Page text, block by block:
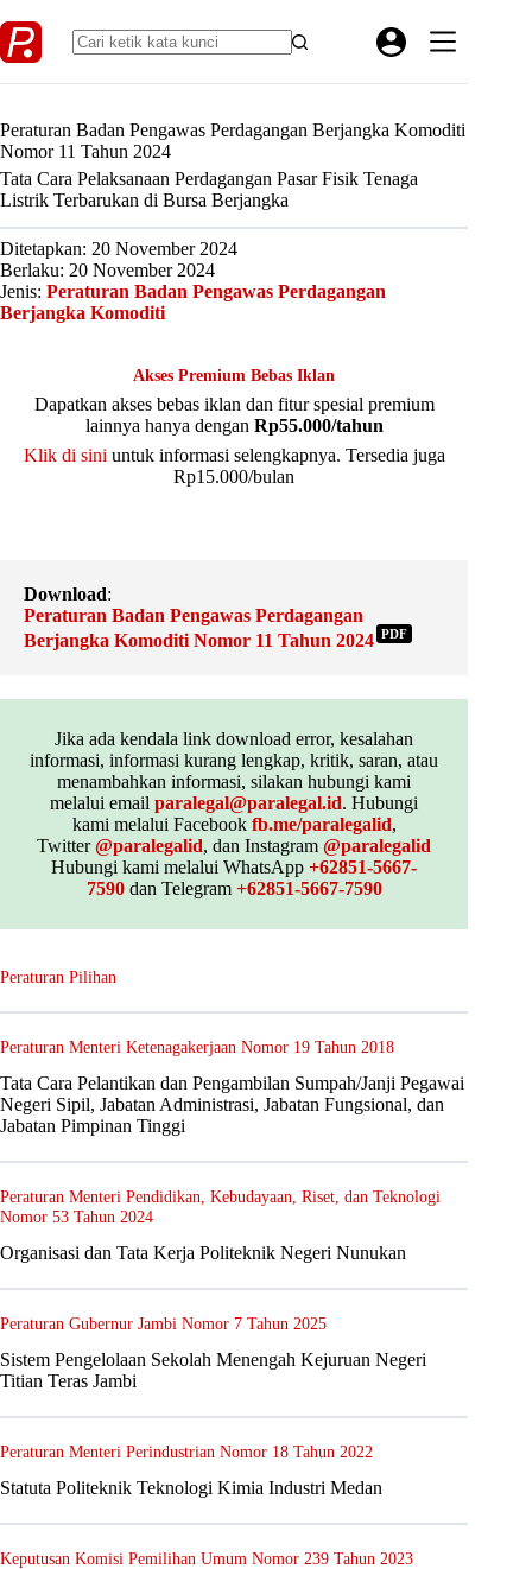
to
content
Peraturan Badan Pengawas Perdagangan Berjangka Komoditi
Nomor 11 Tahun 2024
Tata Cara Pelaksanaan Perdagangan Pasar Fisik Tenaga
Listrik Terbarukan di Bursa Berjangka
Ditetapkan: 20 November 2024
Berlaku: 20 November 2024
Jenis: Peraturan Badan Pengawas Perdagangan
Berjangka Komoditi
Akses Premium Bebas Iklan
Dapatkan akses bebas iklan dan fitur spesial premium
lainnya hanya dengan Rp55.000/tahun
Klik di sini untuk informasi selengkapnya. Tersedia juga
Rp15.000/bulan
Download:
Peraturan Badan Pengawas Perdagangan
Berjangka Komoditi Nomor 11 Tahun 2024 PDF
Jika ada kendala link download error, kesalahan
informasi, informasi kurang lengkap, kritik, saran, atau
menambahkan informasi, silakan hubungi kami
melalui emailparalegal@paralegal.id. Hubungi
kami melalui Facebook fb.me/paralegalid,
Twitter@paralegalid, dan Instagram@paralegalid
Hubungi kami melalui WhatsApp+62851-5667-
7590dan Telegram +62851-5667-7590
Peraturan Pilihan
Peraturan Menteri Ketenagakerjaan Nomor 19 Tahun 2018
Tata Cara Pelantikan dan Pengambilan Sumpah/Janji Pegawai
Negeri Sipil, Jabatan Administrasi, Jabatan Fungsional, dan
Jabatan Pimpinan Tinggi
Peraturan Menteri Pendidikan, Kebudayaan, Riset, dan Teknologi
Nomor 53 Tahun 2024
Organisasi dan Tata Kerja Politeknik Negeri Nunukan
Peraturan Gubernur Jambi Nomor 7 Tahun 2025
Sistem Pengelolaan Sekolah Menengah Kejuruan Negeri
Titian Teras Jambi
Peraturan Menteri Perindustrian Nomor 18 Tahun 2022
Statuta Politeknik Teknologi Kimia Industri Medan
Keputusan Komisi Pemilihan Umum Nomor 239 Tahun 2023